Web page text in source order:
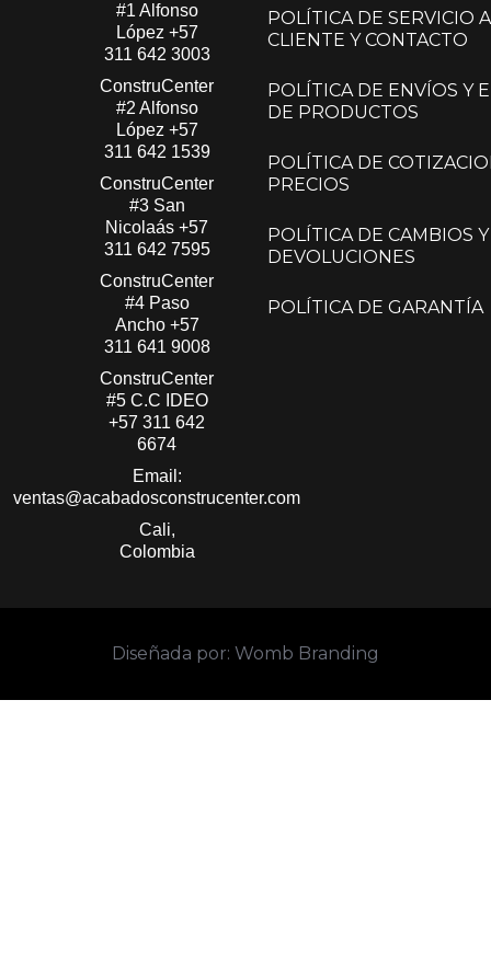
#1 Alfonso
López​ +57
311 642 3003
ConstruCenter
#2 Alfonso
López​ +57
311 642 1539
ConstruCenter
#3 San
Nicolaás​+57
311 642 7595
ConstruCenter
#4 Paso
Ancho +57
311 641 9008
ConstruCenter
#5 C.C IDEO
+57 311 642
6674
Email:
ventas@acabadosconstrucenter.com
Cali,
Colombia
POLÍTICA DE SERVICIO
CLIENTE Y CONTACTO
POLÍTICA DE ENVÍOS Y
DE PRODUCTOS
POLÍTICA DE
PRECIOS
POLÍTICA DE CAMBIOS Y
DEVOLUCIONES
POLÍTICA DE GARANTÍA
Diseñada por: Womb Branding